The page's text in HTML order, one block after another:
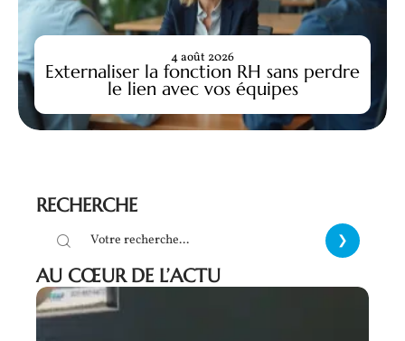
Externaliser la fonction RH sans perdre
le lien avec vos équipes
4 août 2026
RECHERCHE
AU CŒUR DE L’ACTU